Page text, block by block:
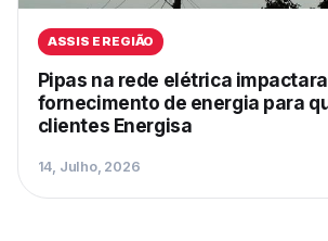
ASSIS E REGIÃO
Pipas na rede elétrica
fornecimento de energia para
clientes Energisa
14, Julho, 2026